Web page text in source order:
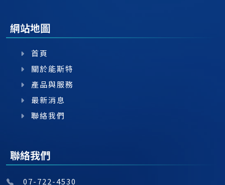
網站地圖
首頁
關於能斯特
產品與服務
最新消息
聯絡我們
聯絡我們
07-722-4530